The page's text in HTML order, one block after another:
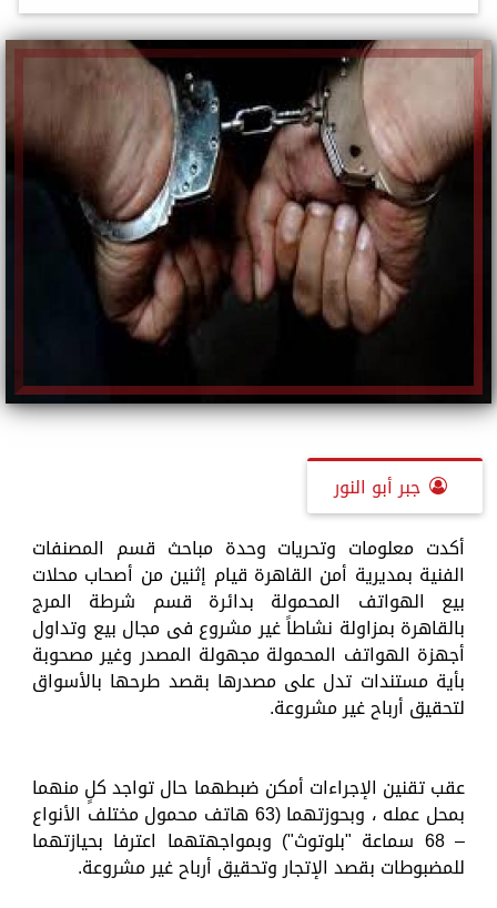
جبر أبو النور
أكدت معلومات وتحريات وحدة مباحث قسم المصنفات
الفنية بمديرية أمن القاهرة قيام إثنين من أصحاب محلات
بيع الهواتف المحمولة بدائرة قسم شرطة المرج
بالقاهرة بمزاولة نشاطاً غير مشروع فى مجال بيع وتداول
أجهزة الهواتف المحمولة مجهولة المصدر وغير مصحوبة
بأية مستندات تدل على مصدرها بقصد طرحها بالأسواق
لتحقيق أرباح غير مشروعة.
عقب تقنين الإجراءات أمكن ضبطهما حال تواجد كلٍ منهما
بمحل عمله ، وبحوزتهما (63 هاتف محمول مختلف الأنواع
– 68 سماعة "بلوتوث") وبمواجهتهما اعترفا بحيازتهما
للمضبوطات بقصد الإتجار وتحقيق أرباح غير مشروعة.